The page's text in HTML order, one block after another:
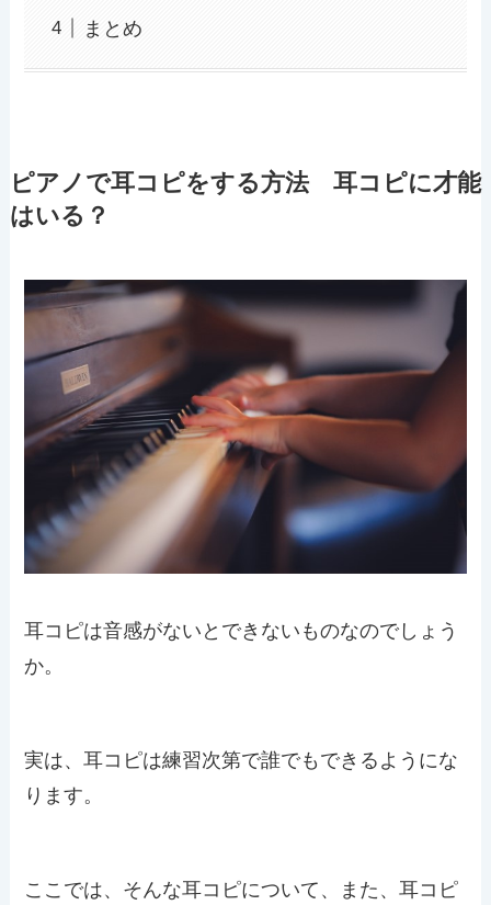
まとめ
ピアノで耳コピをする方法 耳コピに才能
はいる？
耳コピは音感がないとできないものなのでしょう
か。
実は、耳コピは練習次第で誰でもできるようにな
ります。
ここでは、そんな耳コピについて、また、耳コピ